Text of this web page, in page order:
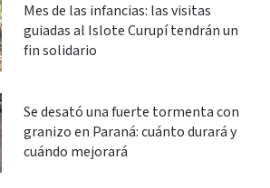
Mes de las infancias: las visitas
guiadas al Islote Curupí tendrán un
fin solidario
Se desató una fuerte tormenta con
granizo en Paraná: cuánto durará y
cuándo mejorará